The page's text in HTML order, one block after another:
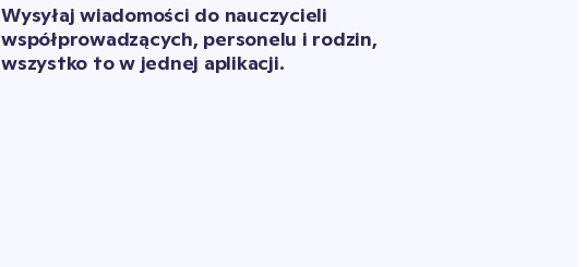
Wysyłaj wiadomości do nauczycieli
współprowadzących, personelu i rodzin,
wszystko to w jednej aplikacji.